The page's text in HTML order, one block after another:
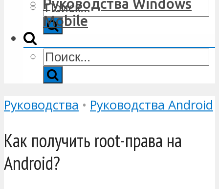
Руководства Windows
Mobile
Руководства • Руководства Android
Как получить root-права на
Android?